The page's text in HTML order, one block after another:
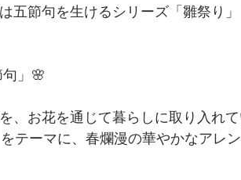
五節句を生けるシリーズ「雛祭り
」🌸
、お花を通じて暮らしに取り入れて
テーマに、春爛漫の華やかなアレ